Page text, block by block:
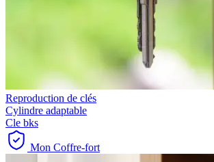
Reproduction de clés
Cylindre adaptable
Cle bks
Mon Coffre-fort